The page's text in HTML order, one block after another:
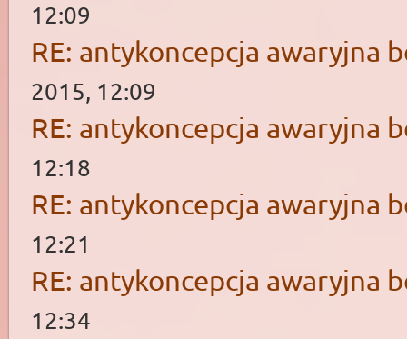
12:09
RE: antykoncepcja awaryjna
2015, 12:09
RE: antykoncepcja awaryjna
12:18
RE: antykoncepcja awaryjna
12:21
RE: antykoncepcja awaryjna
12:34